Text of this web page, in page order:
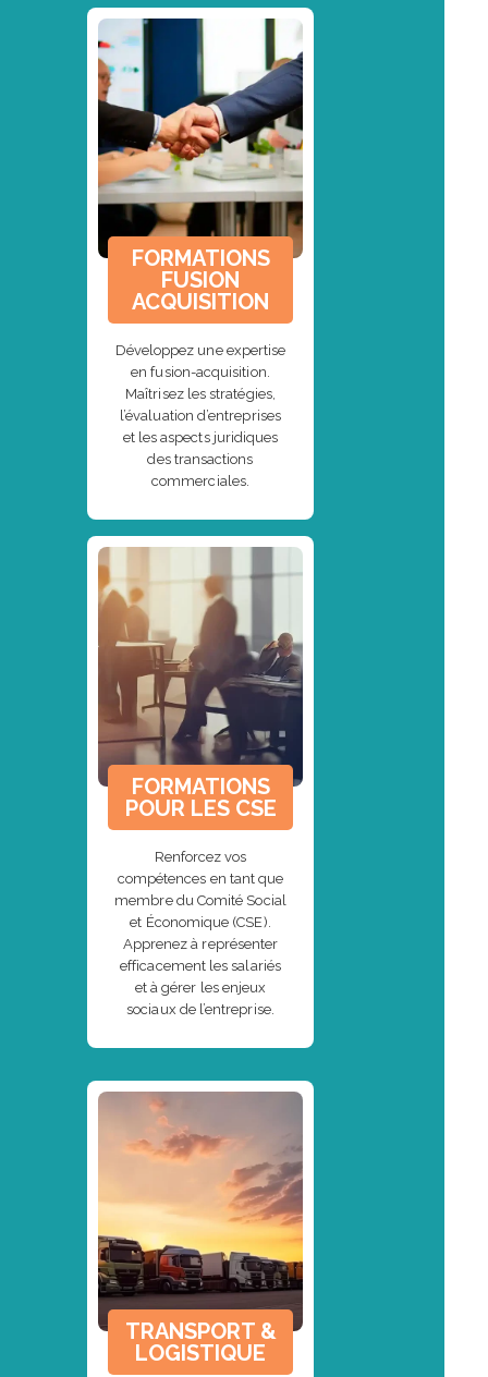
FORMATIONS
FUSION
ACQUISITION
Développez une expertise
en fusion-acquisition.
Maîtrisez les stratégies,
l’évaluation d’entreprises
et les aspects juridiques
des transactions
commerciales.
FORMATIONS
POUR LES CSE
Renforcez vos
compétences en tant que
membre du Comité Social
et Économique (CSE).
Apprenez à représenter
efficacement les salariés
et à gérer les enjeux
sociaux de l’entreprise.
TRANSPORT &
LOGISTIQUE